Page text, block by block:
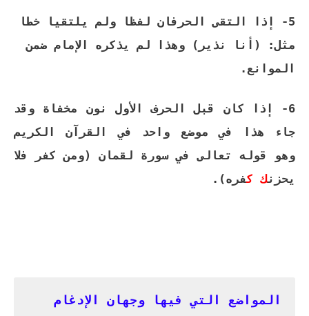
5- إذا التقى الحرفان لفظا ولم يلتقيا خطا
مثل: (أنا نذير) وهذا لم يذكره الإمام ضمن
الموانع.
6- إذا كان قبل الحرف الأول نون مخفاة وقد
جاء هذا في موضع واحد في القرآن الكريم
وهو قوله تعالى في سورة لقمان (ومن كفر فلا
يحزنك كفره).
المواضع التي فيها وجهان الإدغام